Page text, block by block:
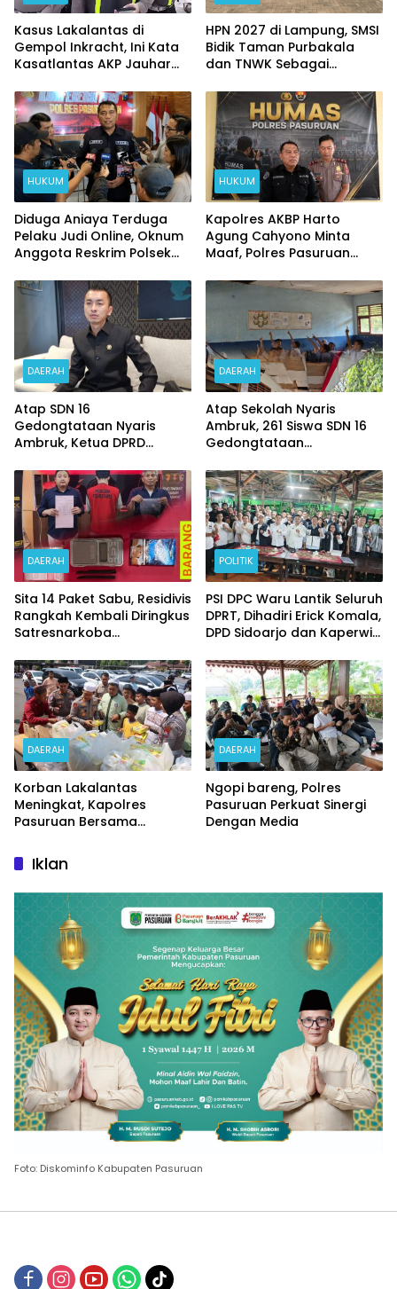
Kasus Lakalantas di
Gempol Inkracht, Ini Kata
Kasatlantas AKP Jauhar
HPN 2027 di Lampung, SMSI
Bidik Taman Purbakala
dan TNWK Sebagai
HUKUM
Diduga Aniaya Terduga
Pelaku Judi Online, Oknum
Anggota Reskrim Polsek
HUKUM
Kapolres AKBP Harto
Agung Cahyono Minta
Maaf, Polres Pasuruan
Meninggalnya Terduga
DAERAH
Atap SDN 16
Gedongtataan Nyaris
Ambruk, Ketua DPRD
Perjuangkan Anggaran
Perbaikan
DAERAH
Atap Sekolah Nyaris
Ambruk, 261 Siswa SDN 16
Gedongtataan
Demi Belajar
DAERAH
Sita 14 Paket Sabu, Residivis
Rangkah Kembali Diringkus
Satresnarkoba
POLITIK
PSI DPC Waru Lantik Seluruh
DPRT, Dihadiri Erick Komala,
DPD Sidoarjo dan Kaperwil
DAERAH
Korban Lakalantas
Meningkat, Kapolres
Pasuruan Bersama
Ghaib dan Doa Bersama
DAERAH
Ngopi bareng, Polres
Pasuruan Perkuat Sinergi
Dengan Media
Iklan
Foto: Diskominfo Kabupaten Pasuruan